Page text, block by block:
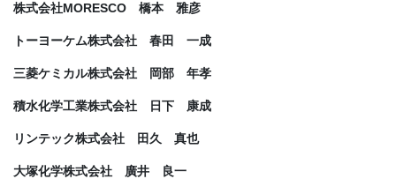
株式会社MORESCO 橋本 雅彦
トーヨーケム株式会社 春田 一成
三菱ケミカル株式会社 岡部 年孝
積水化学工業株式会社 日下 康成
リンテック株式会社 田久 真也
大塚化学株式会社 廣井 良一